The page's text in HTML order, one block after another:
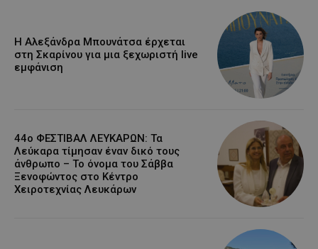
Η Αλεξάνδρα Μπουνάτσα έρχεται
στη Σκαρίνου για μια ξεχωριστή live
εμφάνιση
44ο ΦΕΣΤΙΒΑΛ ΛΕΥΚΑΡΩΝ: Τα
Λεύκαρα τίμησαν έναν δικό τους
άνθρωπο – Το όνομα του Σάββα
Ξενοφώντος στο Κέντρο
Χειροτεχνίας Λευκάρων